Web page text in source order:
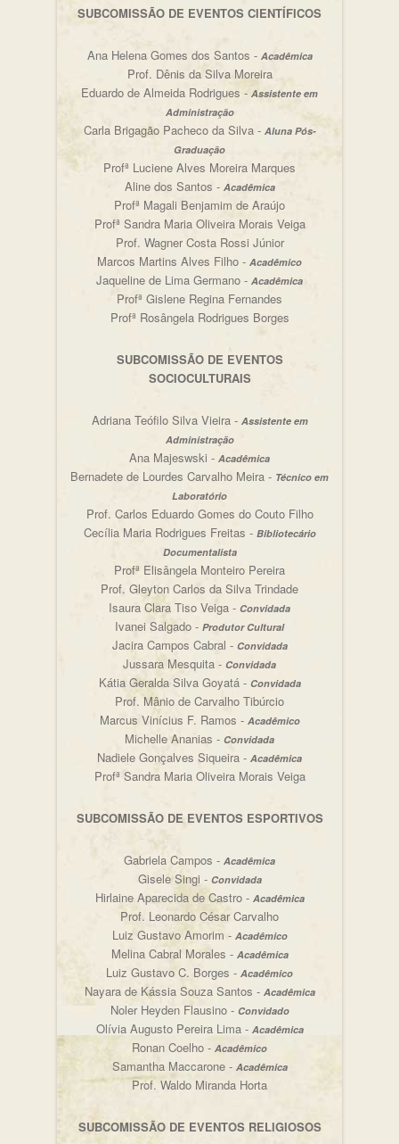
SUBCOMISSÃO DE EVENTOS CIENTÍFICOS
Ana Helena Gomes dos Santos - Acadêmica
Prof. Dênis da Silva Moreira
Eduardo de Almeida Rodrigues - Assistente em
Administração
Carla Brigagão Pacheco da Silva - Aluna Pós-
Graduação
Profª Luciene Alves Moreira Marques
Aline dos Santos - Acadêmica
Profª Magali Benjamim de Araújo
Profª Sandra Maria Oliveira Morais Veiga
Prof. Wagner Costa Rossi Júnior
Marcos Martins Alves Filho - Acadêmico
Jaqueline de Lima Germano - Acadêmica
Profª Gislene Regina Fernandes
Profª Rosângela Rodrigues Borges
SUBCOMISSÃO DE EVENTOS
SOCIOCULTURAIS
Adriana Teófilo Silva Vieira - Assistente em
Administração
Ana Majeswski - Acadêmica
Bernadete de Lourdes Carvalho Meira - Técnico em
Laboratório
Prof. Carlos Eduardo Gomes do Couto Filho
Cecília Maria Rodrigues Freitas - Bibliotecário
Documentalista
Profª Elisângela Monteiro Pereira
Prof. Gleyton Carlos da Silva Trindade
Isaura Clara Tiso Veiga - Convidada
Ivanei Salgado - Produtor Cultural
Jacira Campos Cabral - Convidada
Jussara Mesquita - Convidada
Kátia Geralda Silva Goyatá - Convidada
Prof. Mânio de Carvalho Tibúrcio
Marcus Vinícius F. Ramos - Acadêmico
Michelle Ananias - Convidada
Nadiele Gonçalves Siqueira - Acadêmica
Profª Sandra Maria Oliveira Morais Veiga
SUBCOMISSÃO DE EVENTOS ESPORTIVOS
Gabriela Campos - Acadêmica
Gisele Singi - Convidada
Hirlaine Aparecida de Castro - Acadêmica
Prof. Leonardo César Carvalho
Luiz Gustavo Amorim - Acadêmico
Melina Cabral Morales - Acadêmica
Luiz Gustavo C. Borges - Acadêmico
Nayara de Kássia Souza Santos - Acadêmica
Noler Heyden Flausino - Convidado
Olívia Augusto Pereira Lima - Acadêmica
Ronan Coelho - Acadêmico
Samantha Maccarone - Acadêmica
Prof. Waldo Miranda Horta
SUBCOMISSÃO DE EVENTOS RELIGIOSOS